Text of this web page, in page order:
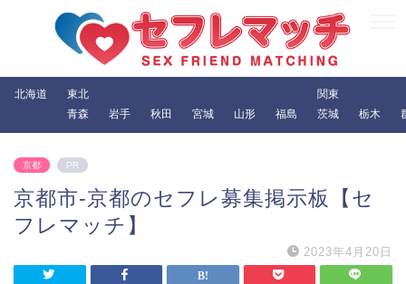
北海道
東北
青森
岩手 秋田 宮城 山形 福島
関東
茨城
栃木
京都 PR
京都市-京都のセフレ募集掲示板【セ
フレマッチ】
2023年4月20日